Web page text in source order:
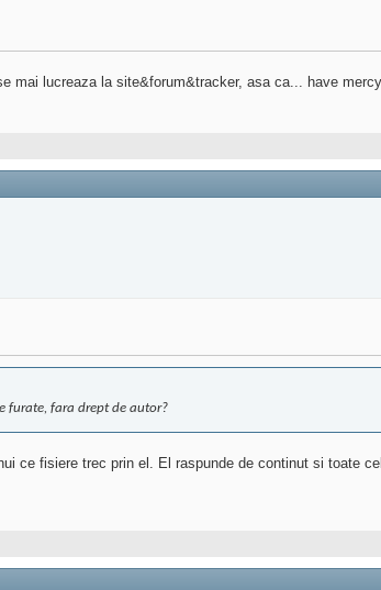
mai lucreaza la site&forum&tracker, asa ca... have mercy
furate, fara drept de autor?
ce fisiere trec prin el. El raspunde de continut si toate